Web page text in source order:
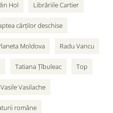
Hol Librăriile Cartier
cărților deschise
Moldova Radu Vancu
Tatiana Țîbuleac Top
Vasile Vasilache
române